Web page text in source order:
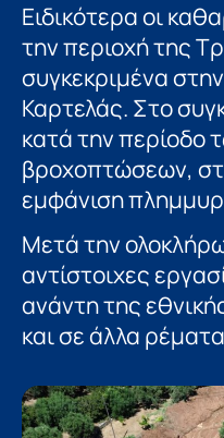
Ειδικότερα οι
την περιοχή της
συγκεκριμένα
Καρτελάς. Στο
κατά την περίοδο
βροχοπτώσεων,
εμφάνιση
Μετά την
αντίστοιχες
ανάντη της
και σε άλλα